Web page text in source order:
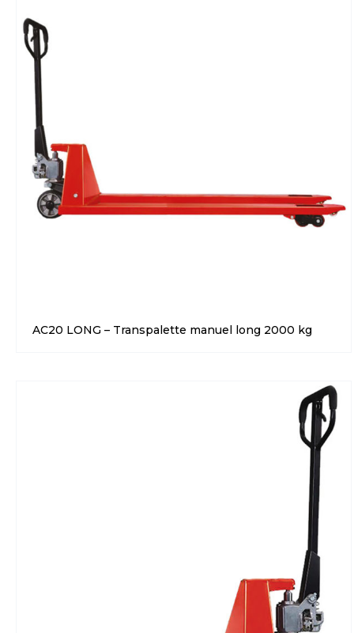
AC20 LONG – Transpalette manuel long 2000 kg